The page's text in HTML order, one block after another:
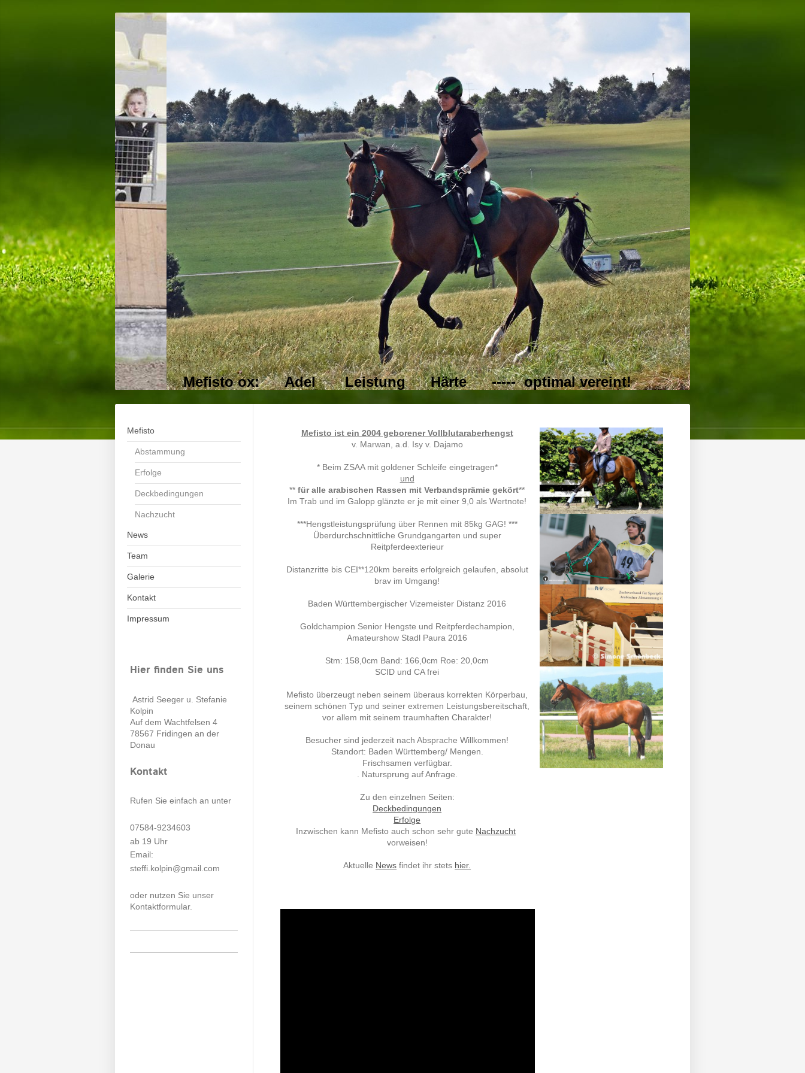
Mefisto ox: Adel Leistung Härte ----- optimal vereint!
Mefisto
Abstammung
Erfolge
Deckbedingungen
Nachzucht
News
Team
Galerie
Kontakt
Impressum
Mefisto ist ein 2004 geborener Vollblutaraberhengst
v. Marwan, a.d. Isy v. Dajamo
* Beim ZSAA mit goldener Schleife eingetragen*
und
**für alle arabischen Rassen mit Verbandsprämie gekört**
Im Trab und im Galopp glänzte er je mit einer 9,0 als Wertnote!
***Hengstleistungsprüfung über Rennen mit 85kg GAG! ***
Überdurchschnittliche Grundgangarten und super
Reitpferdeexterieur
Distanzritte bis CEI**120km bereits erfolgreich gelaufen, absolut
brav im Umgang!
Baden Württembergischer Vizemeister Distanz 2016
Goldchampion Senior Hengste und Reitpferdechampion,
Amateurshow Stadl Paura 2016
Stm: 158,0cm Band: 166,0cm Roe: 20,0cm
SCID und CA frei
Mefisto überzeugt neben seinem überaus korrekten Körperbau,
seinem schönen Typ und seiner extremen Leistungsbereitschaft,
vor allem mit seinem traumhaften Charakter!
Besucher sind jederzeit nach Absprache Willkommen!
Standort: Baden Württemberg/ Mengen.
Frischsamen verfügbar.
. Natursprung auf Anfrage.
Zu den einzelnen Seiten:
Deckbedingungen
Erfolge
Inzwischen kann Mefisto auch schon sehr gute Nachzucht
vorweisen!
Aktuelle News findet ihr stets hier.
Hier finden Sie uns
Astrid Seeger u. Stefanie
Kolpin
Auf dem Wachtfelsen 4
78567 Fridingen an der
Donau
Kontakt
Rufen Sie einfach an unter
07584-9234603
ab 19 Uhr
Email:
steffi.kolpin@gmail.com
oder nutzen Sie unser
Kontaktformular.